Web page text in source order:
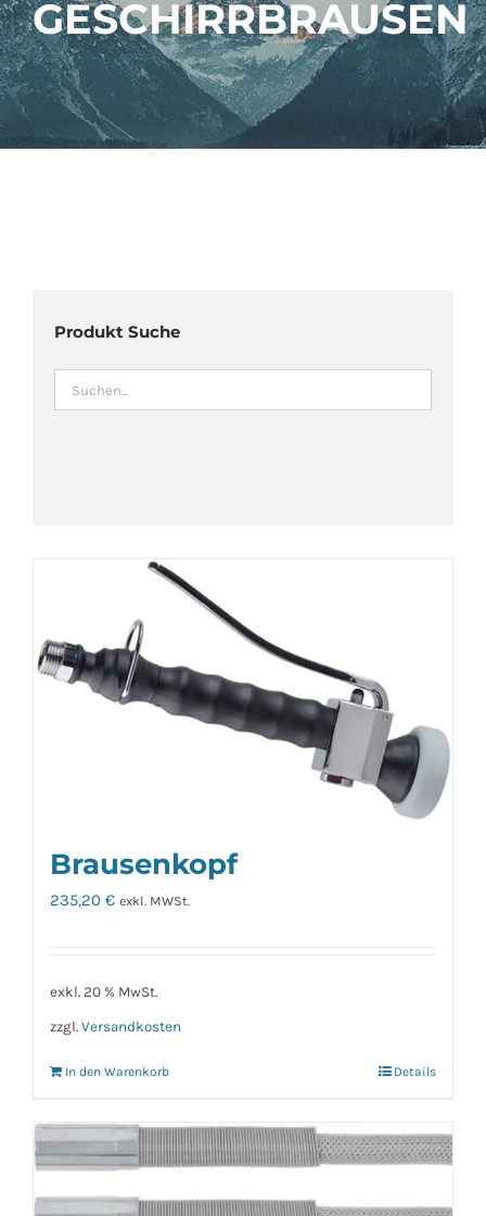
ÜBER UNS
IMBISSANHÄNGER
KONTAKT
WARENKORB
GESCHIRRBRAUSEN
Produkt Suche
Brausenkopf
235,20 € exkl. MWSt.
exkl. 20 % MwSt.
zzgl. Versandkosten
In den Warenkorb Details